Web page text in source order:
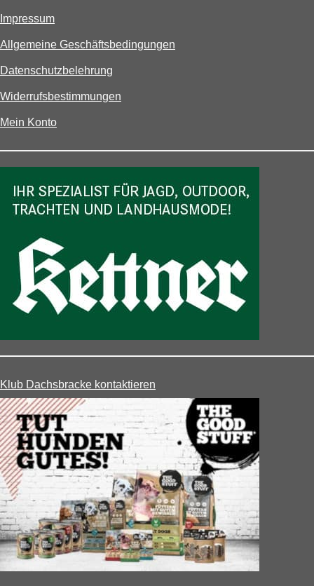
Impressum
Allgemeine Geschäftsbedingungen
Datenschutzbelehrung
Widerrufsbestimmungen
Mein Konto
Klub Dachsbracke kontaktieren